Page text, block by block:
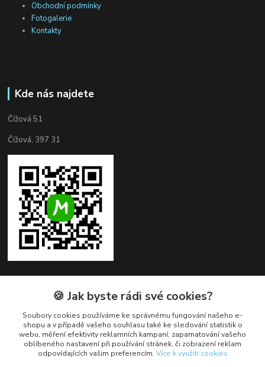
Obchodní podmínky
Fotogalerie
Kontakty
Kde nás najdete
Čížová 51
Čížová, 397 31
Kontakty
+420 382 279 132
obchod@cukroveozdoby.cz
🍪 Jak byste rádi své cookies?
Soubory cookies používáme ke správnému fungování našeho e-
shopu a v případě vašeho souhlasu také ke sledování statistik o
webu, měření efektivity reklamních kampaní, zapamatování vašeho
oblíbeného nastavení při používání stránek, či zobrazení reklam
odpovídajících vašim preferencím. Více k využití cookies